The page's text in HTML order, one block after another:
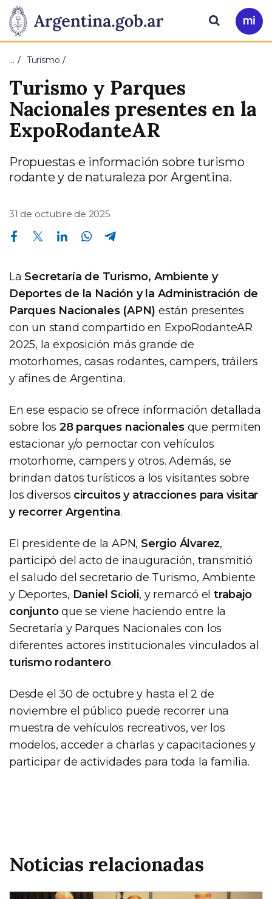
Presidencia
de
la
Nación
Pasar al contenido principal
Ir
a
Buscar
… Turismo
Turismo y Parques
Nacionales presentes en la
ExpoRodanteAR
Propuestas e información sobre turismo
rodante y de naturaleza por Argentina.
31 de octubre de 2025
Compartir en Facebook Compartir en Twitter Compartir en Linkedin Compartir en Whatsapp
LaSecretaría de Turismo, Ambiente y
Deportes de la Nación y la Administración de
Parques Nacionales (APN) están presentes
con un stand compartido en ExpoRodanteAR
2025, la exposición más grande de
motorhomes, casas rodantes, campers, tráilers
y afines de Argentina.
En ese espacio se ofrece información detallada
sobre los28 parques nacionalesque permiten
estacionar y/o pernoctar con vehículos
motorhome, campers y otros. Además, se
brindan datos turísticos a los visitantes sobre
los diversos circuitos y atracciones para visitar
y recorrer Argentina.
El presidente de la APN, Sergio Álvarez,
participó del acto de inauguración, transmitió
el saludo del secretario de Turismo, Ambiente
y Deportes, Daniel Scioli, y remarcó eltrabajo
conjuntoque se viene haciendo entre la
Secretaría y Parques Nacionales con los
diferentes actores institucionales vinculados al
turismo rodantero.
Desde el 30 de octubre y hasta el 2 de
noviembre el público puede recorrer una
muestra de vehículos recreativos, ver los
modelos, acceder a charlas y capacitaciones y
participar de actividades para toda la familia.
Noticias relacionadas